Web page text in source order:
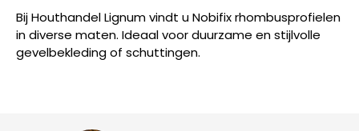
Bij Houthandel Lignum vindt u Nobifix rhombusprofielen
in diverse maten. Ideaal voor duurzame en stijlvolle
gevelbekleding of schuttingen.